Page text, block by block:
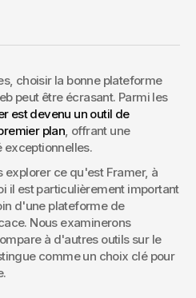
ou projet dans le
Que vous lanciez une
établie, ou même que vous
le design et la fonctionnalité de
défaire votre présence en
choisir la bonne plateforme
peut être écrasant. Parmi les
est devenu un outil de
plan, offrant une
explorer ce qu'est Framer, à
il est particulièrement important
d'une plateforme de
Nous examinerons
à d'autres outils sur le
comme un choix clé pour